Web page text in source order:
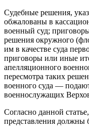
Судебные решения,
обжалованы в
военный суд;
решения окружного
им в качестве суда
приговоры или иные
апелляционного
пересмотра таких
военного суда —
военнослужащих
Согласно данной
представления должны